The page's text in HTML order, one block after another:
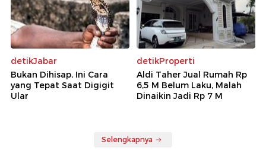
detikJabar
Bukan Dihisap, Ini Cara
yang Tepat Saat Digigit
Ular
detikProperti
Aldi Taher Jual Rumah Rp
6,5 M Belum Laku, Malah
Dinaikin Jadi Rp 7 M
Selengkapnya